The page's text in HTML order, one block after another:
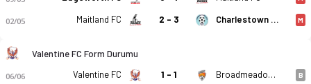
02/05 Maitland FC 2 - 3 Charlestown Azzurri FC M
Valentine FC Form Durumu
06/06 Valentine FC 1 - 1 Broadmeadow Magic FC B